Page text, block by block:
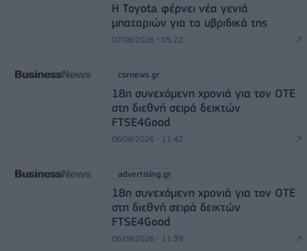
Η Toyota φέρνει νέα γενιά
μπαταριών για τα υβριδικά της
07/08/2026 - 05:22
csrnews.gr
18η συνεχόμενη χρονιά για τον ΟΤΕ
στη διεθνή σειρά δεικτών
FTSE4Good
06/08/2026 - 11:42
advertising.gr
18η συνεχόμενη χρονιά για τον ΟΤΕ
στη διεθνή σειρά δεικτών
FTSE4Good
06/08/2026 - 11:39